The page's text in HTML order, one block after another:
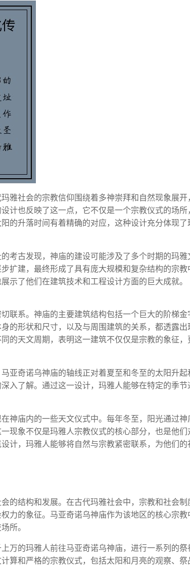
雅社会的宗教信仰围绕着多神崇拜和自然现象展开，
计也反映了这一点，它不仅是一个宗教仪式的场所，
的升落时间有着精确的对应，这种设计充分体现了
考古发现，神庙的建设可能涉及了多个时期的玛雅
扩建，最终形成了具有庞大规模和复杂结构的宗教
示了他们在建筑技术和工程设计方面的巨大成就。
联系。神庙的主要建筑结构包括一个巨大的阶梯金
的形状和尺寸，以及与周围建筑的关系，都透露出
的天文周期，表明这一建筑不仅仅是宗教的象征，
亚奇诺乌神庙的轴线正对着夏至和冬至的太阳升起
入了解。通过这一设计，玛雅人能够在特定的季节
神庙内的一些天文仪式中。每年冬至，阳光通过神
现象不仅是玛雅人宗教仪式的核心部分，也是他们
计，玛雅人能够将自然与宗教紧密联系，为他们的
的结构和发展。在古代玛雅社会中，宗教和社会制
力的象征。马亚奇诺乌神庙作为该地区的核心宗教
所。
万的玛雅人前往马亚奇诺乌神庙，进行一系列的祭
算和严格的宗教仪式，包括太阳和月亮的观察、祭